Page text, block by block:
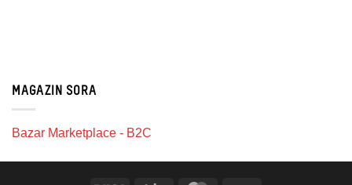
MAGAZIN SORA
Bazar Marketplace - B2C